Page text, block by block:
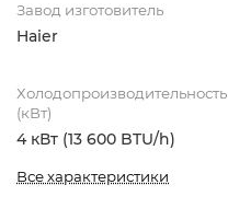
Завод изготовитель
Haier
Холодопроизводительность
(кВт)
4 кВт (13 600 BTU/h)
Все характеристики